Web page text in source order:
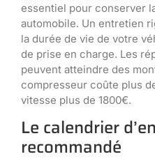
essentiel pour conserver
automobile. Un entretien
la durée de vie de votre
de prise en charge. Les
peuvent atteindre des
compresseur coûte plus
vitesse plus de 1800€.
Le calendrier
recommandé